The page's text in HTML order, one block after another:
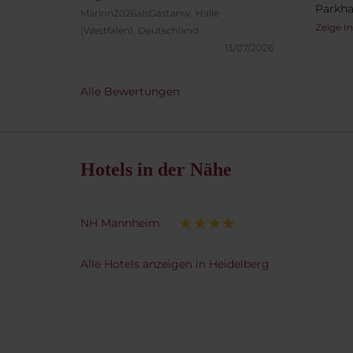
Marion2026alsGastanw. Halle
(Westfalen), Deutschland
13/07/2026
Zeige
Alle Bewertungen
Hotels in der Nähe
NH Mannheim
Alle Hotels anzeigen in Heidelberg